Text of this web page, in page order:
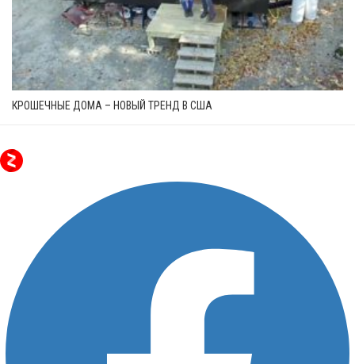
КРОШЕЧНЫЕ ДОМА – НОВЫЙ ТРЕНД В США